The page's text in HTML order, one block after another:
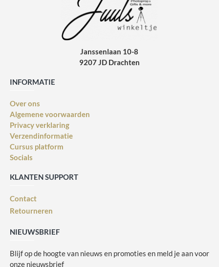
Janssenlaan 10-8
9207 JD Drachten
INFORMATIE
Over ons
Algemene voorwaarden
Privacy verklaring
Verzendinformatie
Cursus platform
Socials
KLANTEN SUPPORT
Contact
Retourneren
NIEUWSBRIEF
Blijf op de hoogte van nieuws en promoties en meld je aan voor
onze nieuwsbrief